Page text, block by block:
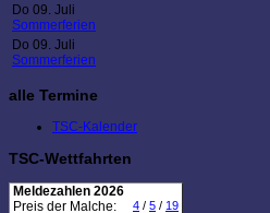
Do 09. Juli
Sommerferien
Do 09. Juli
Sommerferien
alle Termine
TSC-Kalender
TSC-Wettfahrten
Meldezahlen 2026
Preis der Malche:
4 / 5 / 19